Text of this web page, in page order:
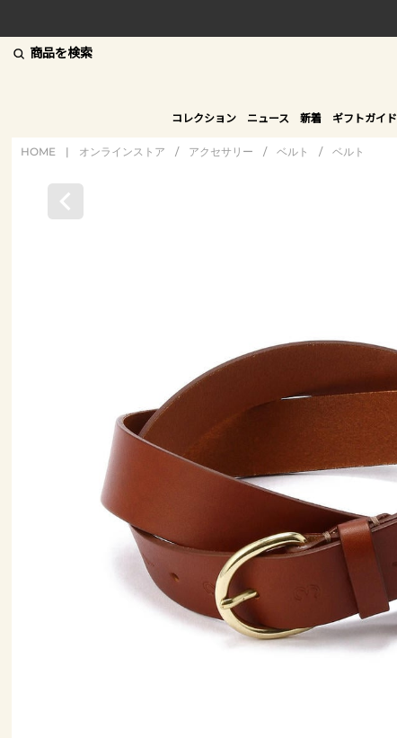
商品を検索
コレクション ニュース 新着 ギフトガイド
HOME | オンラインストア / アクセサリー / ベルト / ベルト